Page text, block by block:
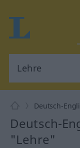
Deutsch-
Deutsch-
"Lehre"